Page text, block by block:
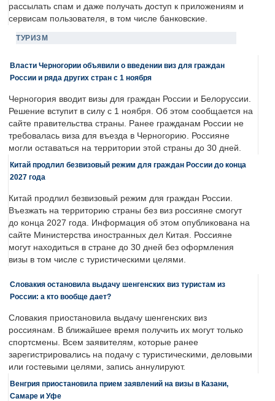
рассылать спам и даже получать доступ к приложениям и
сервисам пользователя, в том числе банковские.
ТУРИЗМ
Власти Черногории объявили о введении виз для граждан
России и ряда других стран с 1 ноября
Черногория вводит визы для граждан России и Белоруссии.
Решение вступит в силу с 1 ноября. Об этом сообщается на
сайте правительства страны. Ранее гражданам России не
требовалась виза для въезда в Черногорию. Россияне
могли оставаться на территории этой страны до 30 дней.
Китай продлил безвизовый режим для граждан России до конца
2027 года
Китай продлил безвизовый режим для граждан России.
Въезжать на территорию страны без виз россияне смогут
до конца 2027 года. Информация об этом опубликована на
сайте Министерства иностранных дел Китая. Россияне
могут находиться в стране до 30 дней без оформления
визы в том числе с туристическими целями.
Словакия остановила выдачу шенгенских виз туристам из
России: а кто вообще дает?
Словакия приостановила выдачу шенгенских виз
россиянам. В ближайшее время получить их могут только
спортсмены. Всем заявителям, которые ранее
зарегистрировались на подачу с туристическими, деловыми
или гостевыми целями, запись аннулируют.
Венгрия приостановила прием заявлений на визы в Казани,
Самаре и Уфе